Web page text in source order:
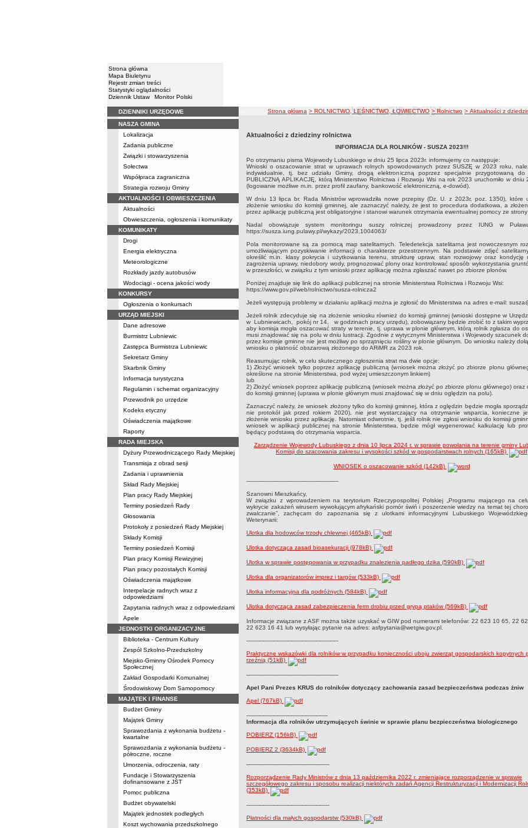
Strona główna
Mapa Biuletynu
Rejestr zmian treści
Statystyki oglądalności
Dziennik Ustaw
Monitor Polski
Menu
DZIENNIKI URZĘDOWE
NASZA GMINA
Lokalizacja
Zadania publiczne
Związki i stowarzyszenia
Sołectwa
Współpraca zagraniczna
Strategia rozwoju Gminy
AKTUALNOŚCI I OBWIESZCZENIA
Aktualności
Obwieszczenia, ogłoszenia i komunikaty
KOMUNIKATY
Drogi
Energia elektryczna
Meteorologiczne
Rozkłady jazdy autobusów
Wodociągi - ocena jakości wody
KONKURSY
Ogłoszenia o konkursach
URZĄD MIEJSKI
Dane adresowe
Burmistrz Lubniewic
Zastępca Burmistrza Lubniewic
Sekretarz Gminy
Skarbnik Gminy
Informacja turystyczna
Regulamin i schemat organizacyjny
Przewodnik po urzędzie
Kodeks etyczny
Oświadczenia majątkowe
Raporty
RADA MIEJSKA
Dyżury Przewodniczącego Rady Miejskiej
Transmisja z obrad sesji
Zadania i uprawnienia
Skład Rady Miejskiej
Plan pracy Rady Miejskiej
Terminy posiedzeń Rady
Głosowania
Protokoły z posiedzeń Rady Miejskiej
Składy Komisji
Terminy posiedzeń Komisji
Plan pracy Komisji Rewizyjnej
Plan pracy pozostałych Komisji
Oświadczenia majątkowe
Interpelacje radnych wraz z
odpowiedziami
Zapytania radnych wraz z odpowiedziami
Apele
JEDNOSTKI ORGANIZACYJNE
Biblioteka - Centrum Kultury
Zespół Szkolno-Przedszkolny
Miejsko-Gminny Ośrodek Pomocy
Społecznej
Zakład Gospodarki Komunalnej
Środowiskowy Dom Samopomocy
MAJĄTEK I FINANSE
Budżet Gminy
Majątek Gminy
Sprawozdania z wykonania budżetu -
kwartalne
Sprawozdania z wykonania budżetu -
półroczne, roczne
Umorzenia, odroczenia, raty
Fundacje i Stowarzyszenia
dofinansowane z JST
Pomoc publiczna
Budżet obywatelski
Majątek jednostek podległych
Koszt wychowania przedszkolnego
ścieżka nawigacji
Strona główna > ROLNICTWO, LEŚNICTWO, ŁOWIECTWO > Rolnictwo > Aktualności z
Aktualności z dziedziny rolnictwa
INFORMACJA DLA ROLNIKÓW - SUSZA 2023!!!
Po otrzymaniu pisma Wojewody Lubuskiego w dniu 25 lipca 2023r. informujemy co następuje:
Wnioski o oszacowanie strat w uprawach rolnych spowodowanych przez SUSZĘ w 2023 roku,
indywidualnie, tj. bez udziału Gminy, drogą elektroniczną poprzez specjalnie przygotowaną
PUBLICZNĄ APLIKACJĘ, którą Ministerstwo Rolnictwa i Rozwoju Wsi na rok 2023 uruchomiło w dniu
(logowanie możliwe m.in. przez profil zaufany, bankowość elektroniczną, e-dowód).
W dniu 13 lipca br. Rada Ministrów wprowadziła nowe przepisy (Dz. U. z 2023r, poz. 1350), które
złożenie wniosku do komisji gminnej, ale zaznaczyć należy, że jest to procedura dodatkowa, a
przez aplikację publiczną jest obligatoryjne i stanowi warunek otrzymania ewentualnej pomocy ze
Nadal obowiązuje system monitoringu suszy rolniczej prowadzony przez IUNG w
https://susza.iung.pulawy.pl/wykazy/2023,1004063/
Pola monitorowane są za pomocą map satelitarnych. Teledetekcja satelitarna jest nowoczesnym
umożliwiającym pozyskiwanie informacji o charakterze przestrzennym. Na podstawie zdjęć
określić m.in. klasy pokrycia i użytkowania terenu, strukturę upraw, stan rozwojowy oraz kondycję
zagrożenia uprawy, niedobory wody, prognozować plony oraz kontrolować sposób wykorzystania
w przeszłości, w związku z tym wnioski przez aplikację można zgłaszać nawet po zbiorze plonów.
Poniżej znajduje się link do aplikacji publicznej na stronie Ministerstwa Rolnictwa i Rozwoju Wsi:
https://www.gov.pl/web/rolnictwo/susza-rolnicza2
Jeżeli występują problemy w działaniu aplikacji można je zgłosić do Ministerstwa na adres e-mail:
Jeżeli rolnik zdecyduje się na złożenie wniosku również do komisji gminnej (wnioski dostępne w
w Lubniewicach, pokój nr 14, w godzinach pracy urzędu), zobowiązany będzie zrobić to z takim
aby komisja mogła oszacować straty w terenie, tj. uprawa w plonie głównym, którą rolnik zgłasza do
musi znajdować się na polu w dniu lustracji. Zgodnie z wytycznymi Ministerstwa i Wojewody szacunek
przez komisje gminne nie jest możliwy po sprzątnięciu rośliny w plonie głównym. Do wniosku należy
wniosku o płatność obszarową złożonego do ARiMR za 2023 rok.
Reasumując rolnik, w celu skutecznego zgłoszenia strat ma dwie opcje:
1) Złożyć wniosek tylko poprzez aplikację publiczną (wniosek można złożyć po zbiorze plonu
określone na stronie Ministerstwa, pod wyżej umieszczonym linkiem)
lub
2) Złożyć wniosek poprzez aplikację publiczną (wniosek można złożyć po zbiorze plonu głównego) oraz
do komisji gminnej (uprawa w plonie głównym musi znajdować się w dniu oględzin na polu).
Zaznaczyć należy, że wniosek złożony tylko do komisji gminnej, która z oględzin będzie mogła
nie protokół jak przed rokiem 2020), nie jest wystarczający na otrzymanie wsparcia, konieczne
złożenie wniosku przez aplikację. Natomiast odwrotnie, tj. jeśli rolnik nie zgłosi wniosku do komisji
wniosek w aplikacji publicznej na stronie Ministerstwa, będzie mógł wygenerować kalkulację lub
będący podstawą do otrzymania wsparcia.
Zarządzenie Wojewody Lubuskiego z dnia 10 lipca 2024 r. w sprawie powołania na terenie gminy
Komisji do szacowania zakresu i wysokości szkód w gospodarstwach rolnych (165kB)
WNIOSEK o oszacowanie szkód (142kB)
----------------------------------------------------
Szanowni Mieszkańcy,
W związku z wprowadzeniem na terytorium Rzeczypospolitej Polskiej „Programu mającego na
wykrycie zakażeń wirusem wywołującym afrykański pomór świń i poszerzenie wiedzy na temat tej
zwalczanie”, zachęcam do zapoznania się z ulotkami informacyjnymi Lubuskiego
Weterynarii:
Ulotka dla hodowców trzody chlewnej (465kB)
Ulotka dotycząca zasad bioasekuracji (978kB)
Ulotka w sprawie postępowania w przypadku znalezienia padłego dzika (590kB)
Ulotka dla organizatorów imprez i targów (533kB)
Ulotka informacyjna dla podróżnych (584kB)
Ulotka dotycząca zasad zabezpieczenia ferm drobiu przed grypą ptaków (569kB)
Informacje związane z ASF można także uzyskać w GIW pod numerami telefonów: 22 623 10 65, 22
22 623 16 41 lub wysyłając pytanie na adres: asfpytania@wetgiw.gov.pl.
----------------------------------------------------
Praktyczne wskazówki dla rolników w przypadku konieczności uboju zwierząt gospodarskich kopytnych
rzeźnią (51kB)
----------------------------------------------------
Apel Pani Prezes KRUS do rolników dotyczący zachowania zasad bezpieczeństwa podczas żniw
Apel (767kB)
----------------------------------------------
Informacja dla rolników utrzymujących świnie w sprawie planu bezpieczeństwa biologicznego
POBIERZ (156kB)
POBIERZ 2 (3634kB)
-----------------------------------------------
Rozporządzenie Rady Ministrów z dnia 13 października 2022 r. zmieniające rozporządzenie w sprawie
szczegółowego zakresu i sposobu realizacji niektórych zadań Agencji Restrukturyzacji i Modernizacji
(353kB)
-----------------------------------------------
Płatności dla małych gospodarstw (530kB)